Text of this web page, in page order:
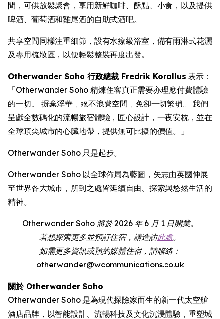
間，可供放鬆聚會，享用新鮮咖啡、酥點、小食，以及提供
啤酒、葡萄酒和雞尾酒的自助式酒吧。
共享空間同樣注重細節，設有水療級浴室，備有雨淋式花灑
及專用梳妝區，以便輕鬆整裝再度出發。
Otherwander Soho 行政總裁 Fredrik Korallus 表示：
「Otherwander Soho 精煉住客真正需要亦理應付費體驗
的一切。 摒棄浮華，絕不浪費空間，免卻一切繁瑣。 我們
呈獻全數碼化的流暢旅宿體驗，匠心設計，一夜安枕，並在
全球頂尖城市的心臟地帶，提供無可比擬的價值。」
Otherwander Soho 只是起步。
Otherwander Soho 以全球佈局為藍圖，矢志由英國伸展
至世界各大城市，所到之處皆延續自由、探索與悠然生活的
精神。
Otherwander Soho 將於 2026 年 6 月 1 日開業。
若想探索更多並預訂住宿，請造訪此處。
如需更多資訊或預約媒體住宿，請聯絡：
otherwander@wcommunications.co.uk
關於 Otherwander Soho
Otherwander Soho 是為現代探險家而生的新一代太空艙
酒店品牌，以智能設計、流暢科技及文化沉浸體驗，重塑城